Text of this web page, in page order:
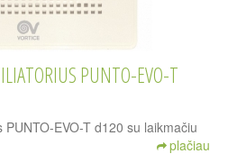
PUNTO-EVO-T
EVO-T d120 su laikmačiu
plačiau